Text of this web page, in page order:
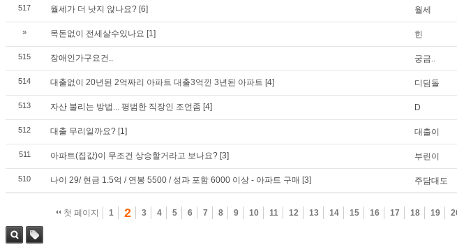
517 월세가 더 낫지 않나요? [6] 월세
» 목돈없이 전세살수있나요 [1] 힌
515 장애인가구요건.. 궁금..
514 대출없이 20년된 2억짜리 아파트 대출3억낀 3년된 아파트 [4] 디딤돌
513 자산 불리는 방법... 평범한 직장인 조언좀 [4] D
512 대출 무리일까요? [1] 대출이
511 아파트(집값)이 무조건 상승할거라고 보나요? [3] 부린이
510 나이 29/ 현금 1.5억 / 연봉 5500 / 성과 포함 6000 이상 - 아파트 구매 [3] 주담대도
첫 페이지 1 2 3 4 5 6 7 8 9 10 11 12 13 14 15 16 17 18 19